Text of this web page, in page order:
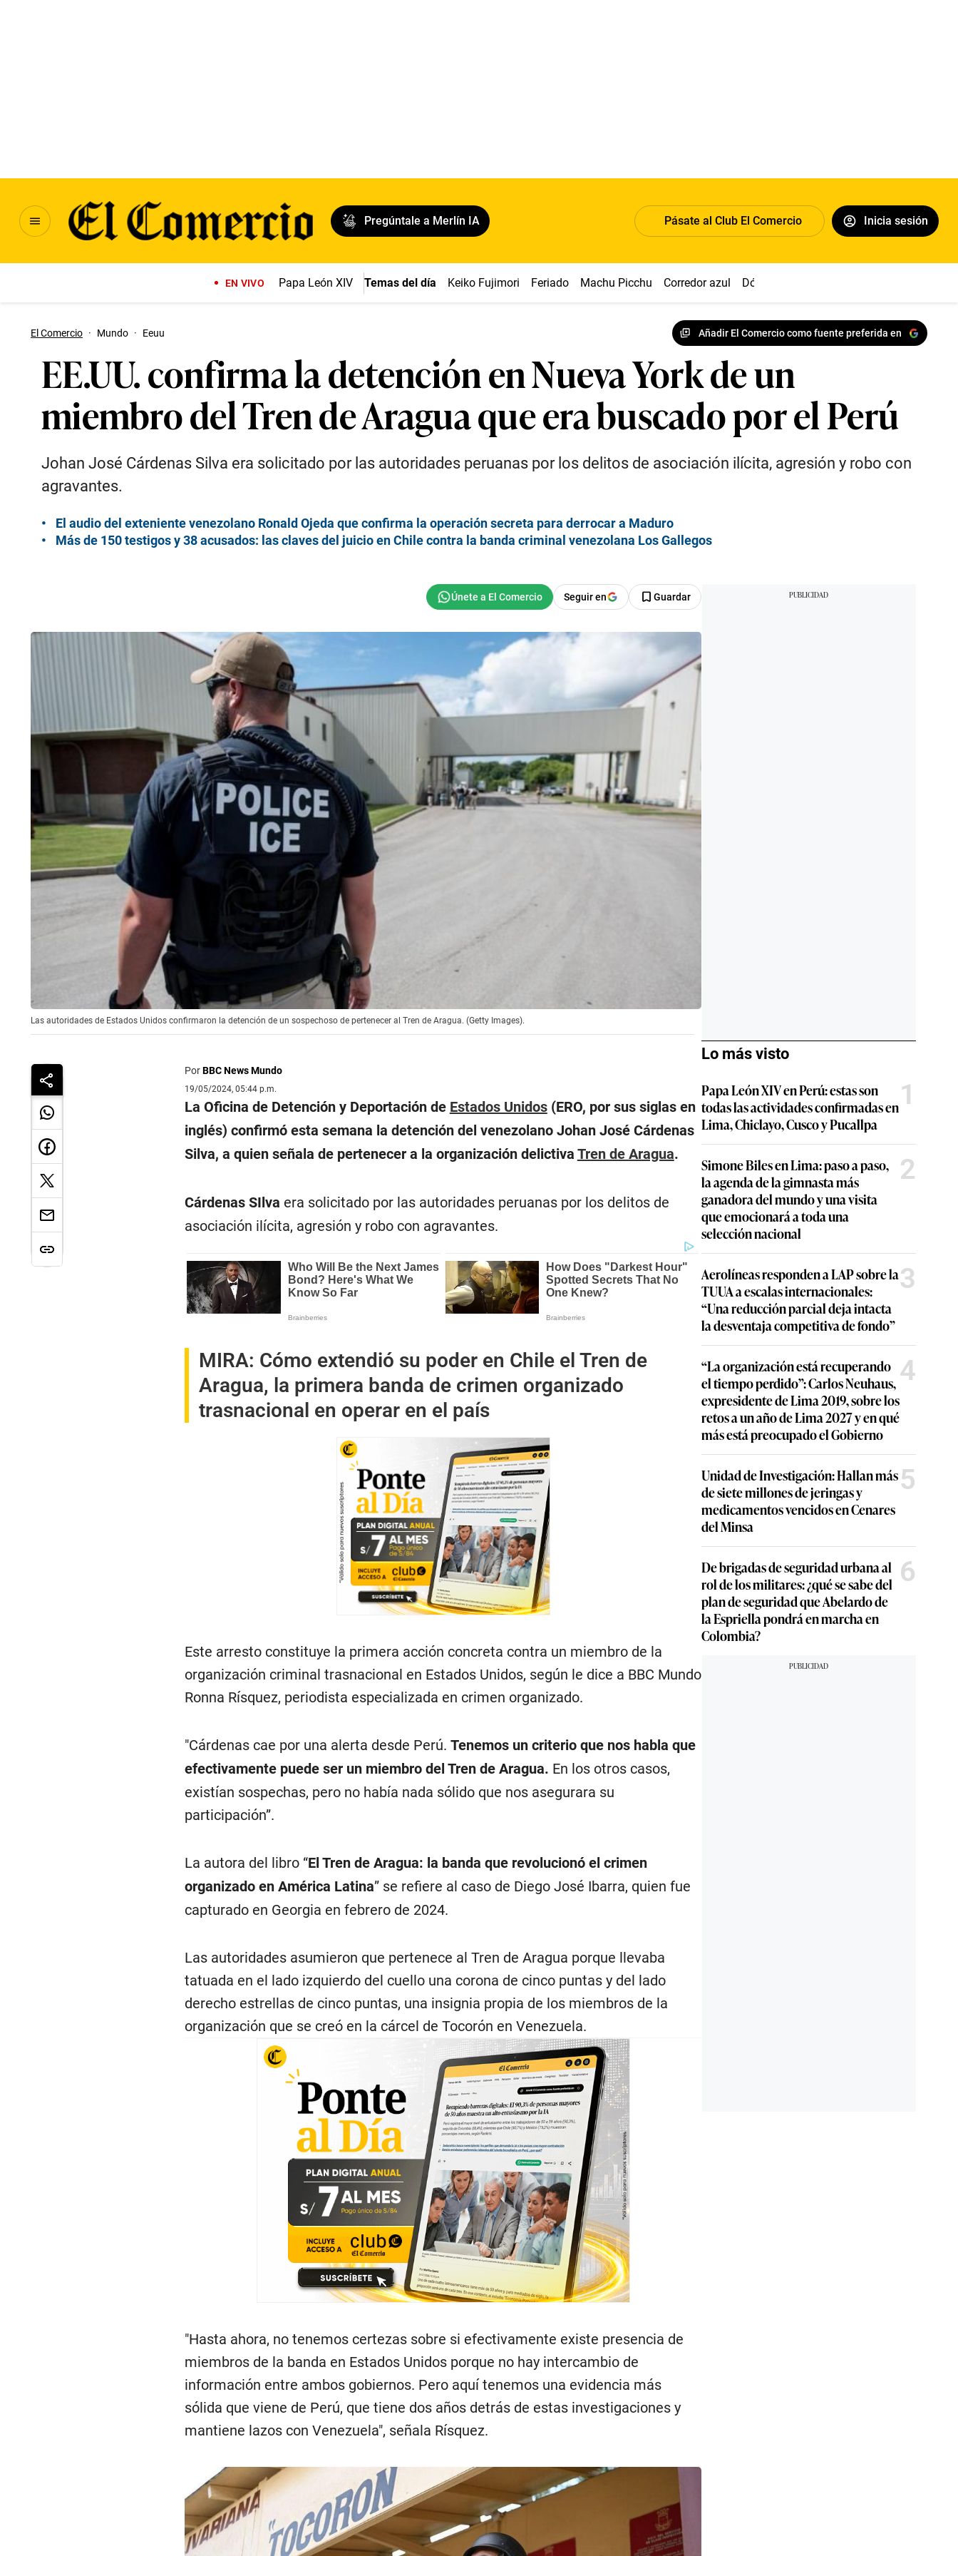
Pregúntale a Merlín IA Pásate al Club El Comercio Inicia sesión
EN VIVO Papa León XIV Temas del día Keiko Fujimori Feriado Machu Picchu Corredor azul Dólar
El Comercio · Mundo · Eeuu Añadir El Comercio como fuente preferida en
EE.UU. confirma la detención en Nueva York de un
miembro del Tren de Aragua que era buscado por el Perú
Johan José Cárdenas Silva era solicitado por las autoridades peruanas por los delitos de asociación ilícita, agresión y robo con
agravantes.
El audio del exteniente venezolano Ronald Ojeda que confirma la operación secreta para derrocar a Maduro
Más de 150 testigos y 38 acusados: las claves del juicio en Chile contra la banda criminal venezolana Los Gallegos
Seguir en Guardar
Las autoridades de Estados Unidos confirmaron la detención de un sospechoso de pertenecer al Tren de Aragua. (Getty Images).
PorBBC News Mundo
19/05/2024, 05:44 p.m.
La Oficina de Detención y Deportación de Estados Unidos(ERO, por sus siglas en
inglés) confirmó esta semana la detención del venezolano Johan José Cárdenas
Silva, a quien señala de pertenecer a la organización delictiva Tren de Aragua.
Cárdenas SIlva era solicitado por las autoridades peruanas por los delitos de
asociación ilícita, agresión y robo con agravantes.
MIRA: Cómo extendió su poder en Chile el Tren de
Aragua, la primera banda de crimen organizado
trasnacional en operar en el país
Este arresto constituye la primera acción concreta contra un miembro de la
organización criminal trasnacional en Estados Unidos, según le dice a BBC Mundo
Ronna Rísquez, periodista especializada en crimen organizado.
"Cárdenas cae por una alerta desde Perú. Tenemos un criterio que nos habla que
efectivamente puede ser un miembro del Tren de Aragua. En los otros casos,
existían sospechas, pero no había nada sólido que nos asegurara su
participación”.
La autora del libro “El Tren de Aragua: la banda que revolucionó el crimen
organizado en América Latina” se refiere al caso de Diego José Ibarra, quien fue
capturado en Georgia en febrero de 2024.
Las autoridades asumieron que pertenece al Tren de Aragua porque llevaba
tatuada en el lado izquierdo del cuello una corona de cinco puntas y del lado
derecho estrellas de cinco puntas, una insignia propia de los miembros de la
organización que se creó en la cárcel de Tocorón en Venezuela.
"Hasta ahora, no tenemos certezas sobre si efectivamente existe presencia de
miembros de la banda en Estados Unidos porque no hay intercambio de
información entre ambos gobiernos. Pero aquí tenemos una evidencia más
sólida que viene de Perú, que tiene dos años detrás de estas investigaciones y
mantiene lazos con Venezuela", señala Rísquez.
Lo más visto
Papa León XIV en Perú: estas son
todas las actividades confirmadas en
Lima, Chiclayo, Cusco y Pucallpa
1
Simone Biles en Lima: paso a paso,
la agenda de la gimnasta más
ganadora del mundo y una visita
que emocionará a toda una
selección nacional
2
Aerolíneas responden a LAP sobre la
TUUA a escalas internacionales:
“Una reducción parcial deja intacta
la desventaja competitiva de fondo”
3
“La organización está recuperando
el tiempo perdido”: Carlos Neuhaus,
expresidente de Lima 2019, sobre los
retos a un año de Lima 2027 y en qué
más está preocupado el Gobierno
4
Unidad de Investigación: Hallan más
de siete millones de jeringas y
medicamentos vencidos en Cenares
del Minsa
5
De brigadas de seguridad urbana al
rol de los militares: ¿qué se sabe del
plan de seguridad que Abelardo de
la Espriella pondrá en marcha en
Colombia?
6